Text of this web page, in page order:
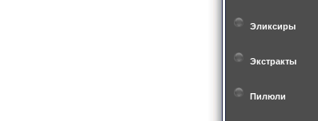
Эликсиры
Экстракты
Пилюли